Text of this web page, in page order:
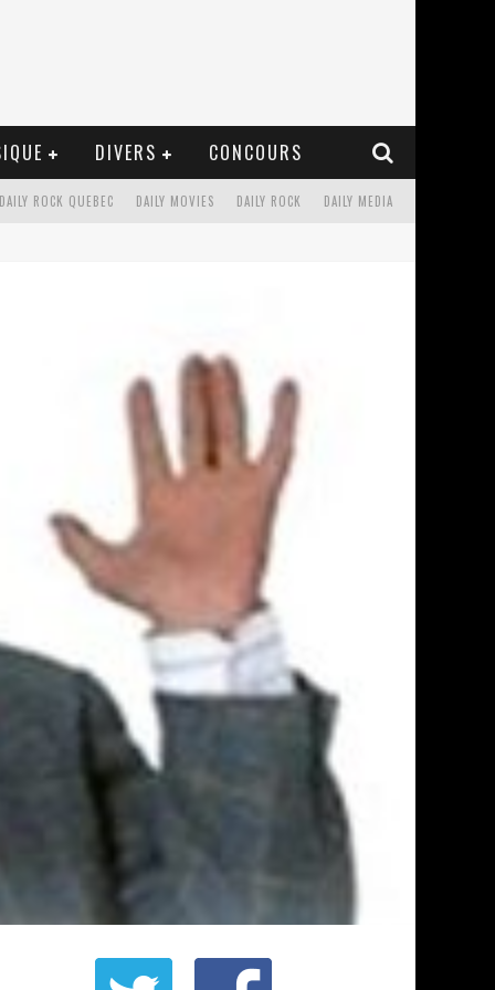
DIVERS CONCOURS
DAILY MEDIA
DAILY ROCK
DAILY MOVIES
DAILY ROCK QUEBEC